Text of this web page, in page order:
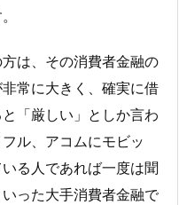
は、その消費者金融の
常に大きく、確実に借
「厳しい」としか言わ
ル、アコムにモビッ
る人であれば一度は聞
った大手消費者金融で